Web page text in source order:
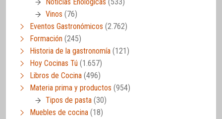
Vinos (76)
Eventos Gastronómicos (2.762)
Formación (245)
Historia de la gastronomía (121)
Hoy Cocinas Tú (1.657)
Libros de Cocina (496)
Materia prima y productos (954)
Tipos de pasta (30)
Muebles de cocina (18)